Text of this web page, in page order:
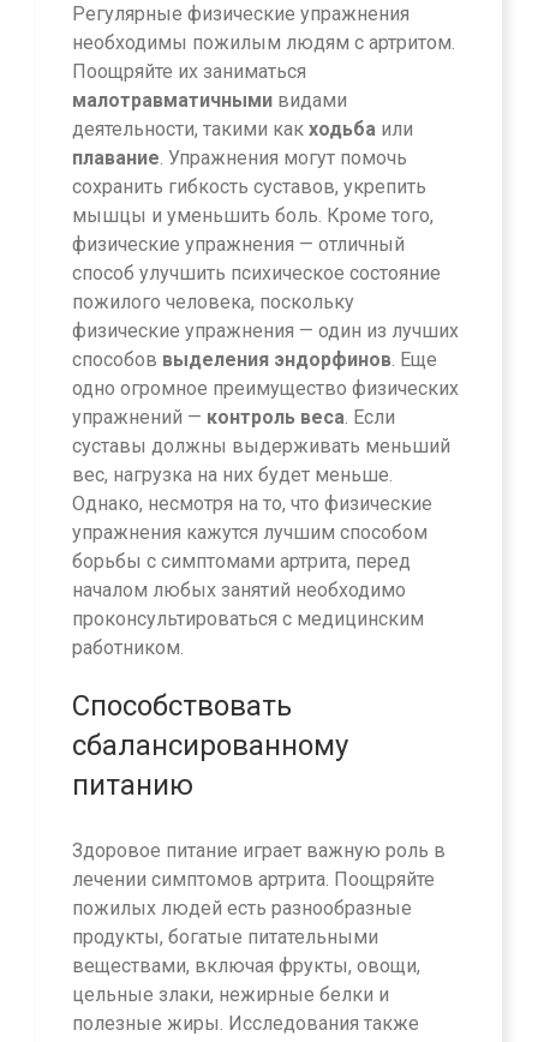
Регулярные физические упражнения
необходимы пожилым людям с артритом.
Поощряйте их заниматься
малотравматичными видами
деятельности, такими как ходьба или
плавание . Упражнения могут помочь
сохранить гибкость суставов, укрепить
мышцы и уменьшить боль. Кроме того,
физические упражнения — отличный
способ улучшить психическое состояние
пожилого человека, поскольку
физические упражнения — один из лучших
способов выделения эндорфинов . Еще
одно огромное преимущество физических
упражнений — контроль веса . Если
суставы должны выдерживать меньший
вес, нагрузка на них будет меньше.
Однако, несмотря на то, что физические
упражнения кажутся лучшим способом
борьбы с симптомами артрита, перед
началом любых занятий необходимо
проконсультироваться с медицинским
работником.
Способствовать
сбалансированному
питанию
Здоровое питание играет важную роль в
лечении симптомов артрита. Поощряйте
пожилых людей есть разнообразные
продукты, богатые питательными
веществами, включая фрукты, овощи,
цельные злаки, нежирные белки и
полезные жиры. Исследования также